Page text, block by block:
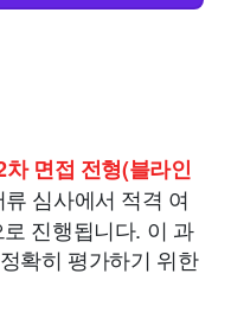
차 면접 전형(블라인
심사에서 적격 여
진행됩니다. 이 과
확히 평가하기 위한